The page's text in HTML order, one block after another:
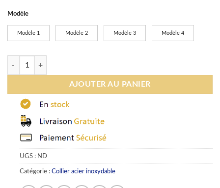
Modèle
Modèle 1 Modèle 2 Modèle 3 Modèle 4
quantité de Collier coeur acier inoxydable
AJOUTER AU PANIER
UGS : ND
Catégorie : Collier acier inoxydable